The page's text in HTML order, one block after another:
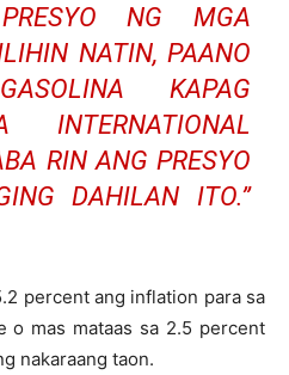
NG MGA
NATIN, PAANO
KAPAG
INTERNATIONAL
RIN ANG PRESYO
DAHILAN ITO.”
percent ang inflation para sa
o mas mataas sa 2.5 percent
nakaraang taon.